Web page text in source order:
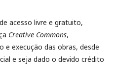
acesso livre e gratuito,
Creative Commons,
e execução das obras, desde
e seja dado o devido crédito